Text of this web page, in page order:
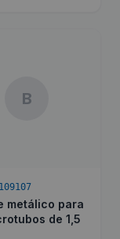
B
metálico para
de 1,5